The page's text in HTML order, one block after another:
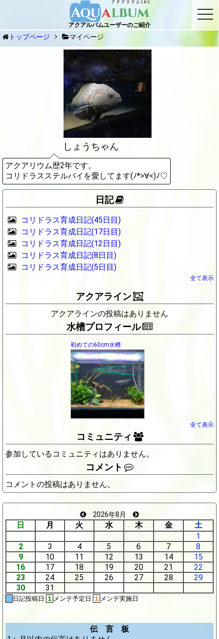
アクアルバムユーザーのご紹介
トップページ マイページ
しょうちゃん
アクアリウム歴2年です。
コリドラスステルバイを愛してます(ﾉ*>∀<)ﾉ♡
日記
コリドラス育成日記(45日目)
コリドラス育成日記(17日目)
コリドラス育成日記(12日目)
コリドラス育成日記(8日目)
コリドラス育成日記(5日目)
全て表示
アクアライン
アクアラインの投稿はありません
水槽プロフィール
初めての60cm水槽
全て表示
コミュニティ
参加しているコミュニティはありません。
コメント
コメントの投稿はありません。
2026年8月
日 月 火 水 木 金
土
1
2
3 4 5 6 7
8
9
10 11 12 13 14
15
16
17 18 19 20 21
22
23
24 25 26 27 28
29
30
31
日記投稿日 １ メンテ予定日 １ メンテ実施日
伝 言 板